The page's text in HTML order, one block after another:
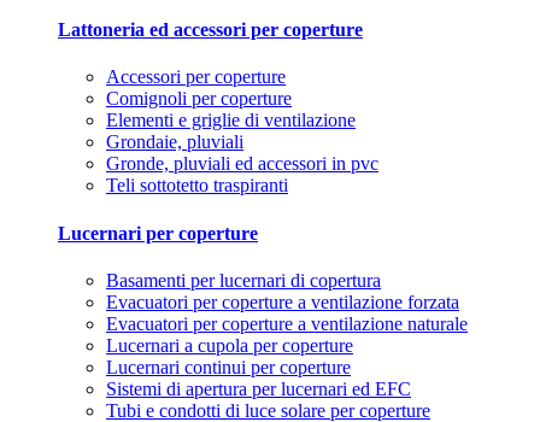
Lattoneria ed accessori per coperture
Accessori per coperture
Comignoli per coperture
Elementi e griglie di ventilazione
Grondaie, pluviali
Gronde, pluviali ed accessori in pvc
Teli sottotetto traspiranti
Lucernari per coperture
Basamenti per lucernari di copertura
Evacuatori per coperture a ventilazione forzata
Evacuatori per coperture a ventilazione naturale
Lucernari a cupola per coperture
Lucernari continui per coperture
Sistemi di apertura per lucernari ed EFC
Tubi e condotti di luce solare per coperture